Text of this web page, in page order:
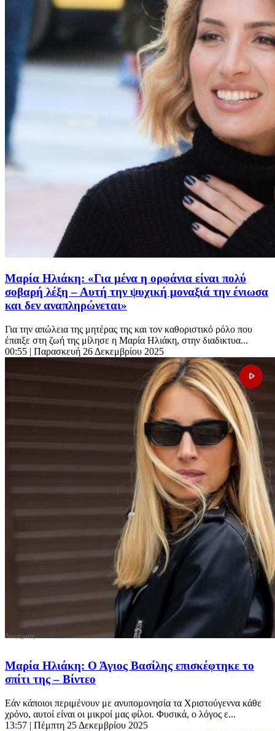
Μαρία Ηλιάκη: «Για μένα η ορφάνια είναι πολύ
σοβαρή λέξη – Αυτή την ψυχική μοναξιά την ένιωσα
και δεν αναπληρώνεται»
Για την απώλεια της μητέρας της και τον καθοριστικό ρόλο που
έπαιξε στη ζωή της μίλησε η Μαρία Ηλιάκη, στην διαδικτυα...
00:55 | Παρασκευή 26 Δεκεμβρίου 2025
Μαρία Ηλιάκη: Ο Άγιος Βασίλης επισκέφτηκε το
σπίτι της – Βίντεο
Εάν κάποιοι περιμένουν με ανυπομονησία τα Χριστούγεννα κάθε
χρόνο, αυτοί είναι οι μικροί μας φίλοι. Φυσικά, ο λόγος ε...
13:57 | Πέμπτη 25 Δεκεμβρίου 2025